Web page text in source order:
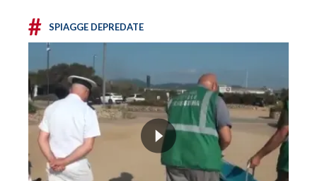
# SPIAGGE DEPREDATE